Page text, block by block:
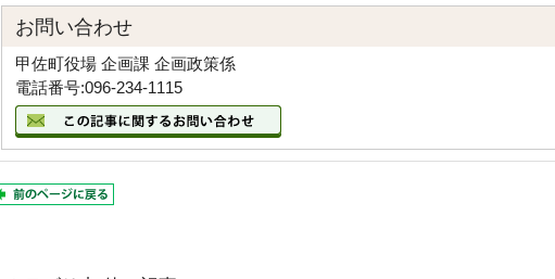
お問い合わせ
甲佐町役場 企画課 企画政策係
電話番号:096-234-1115